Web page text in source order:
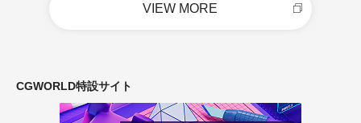
VIEW MORE
CGWORLD特設サイト